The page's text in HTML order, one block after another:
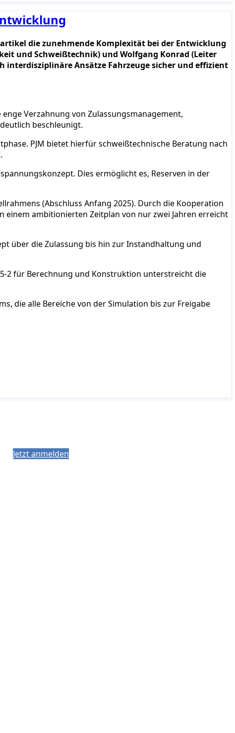
die zunehmende Komplexität bei der Entwicklung
und Schweißtechnik) und Wolfgang Konrad (Leiter
interdisziplinäre Ansätze Fahrzeuge sicher und effizient
Verzahnung von Zulassungsmanagement,
beschleunigt.
PJM bietet hierfür schweißtechnische Beratung nach
Dies ermöglicht es, Reserven in der
(Abschluss Anfang 2025). Durch die Kooperation
ambitionierten Zeitplan von nur zwei Jahren erreicht
über die Zulassung bis hin zur Instandhaltung und
2 für Berechnung und Konstruktion unterstreicht die
die alle Bereiche von der Simulation bis zur Freigabe
Jetzt anmelden